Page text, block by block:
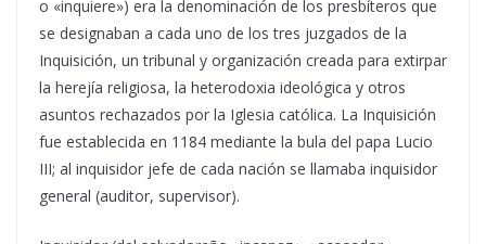
o «inquiere») era la denominación de los presbíteros que
se designaban a cada uno de los tres juzgados de la
Inquisición, un tribunal y organización creada para extirpar
la herejía religiosa, la heterodoxia ideológica y otros
asuntos rechazados por la Iglesia católica. La Inquisición
fue establecida en 1184 mediante la bula del papa Lucio
III; al inquisidor jefe de cada nación se llamaba inquisidor
general (auditor, supervisor).